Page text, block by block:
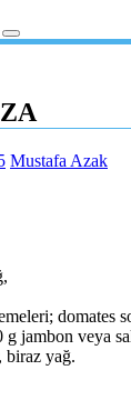
Mustafa Azak
domates
jambon veya
biraz yağ.